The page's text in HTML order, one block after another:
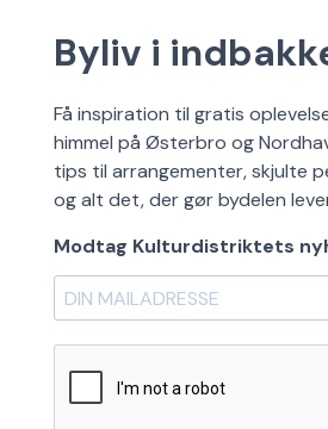
Byliv i
Få inspiration til gratis
himmel på Østerbro og
tips til arrangementer, skjulte
og alt det, der gør bydelen
Modtag Kulturdistriktets